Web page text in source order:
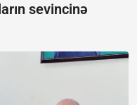
sevincinə